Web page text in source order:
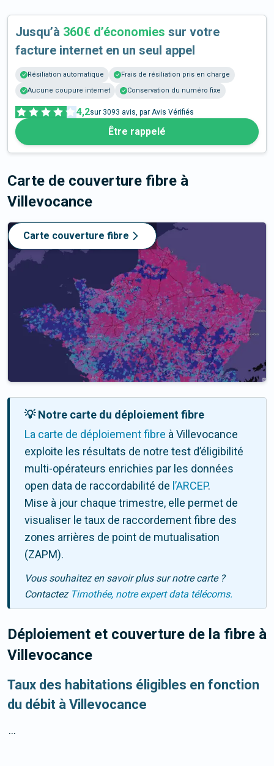
Jusqu’à 360€ d’économies sur votre
facture internet en un seul appel
Résiliation automatique
Frais de résiliation pris en charge
Aucune coupure internet
Conservation du numéro fixe
4,2sur 3093 avis, par Avis Vérifiés
Être rappelé
Carte de couverture fibre à
Villevocance
Carte couverture fibre
💡 Notre carte du déploiement fibre
La carte de déploiement fibre à Villevocance
exploite les résultats de notre test d’éligibilité
multi-opérateurs enrichies par les données
open data de raccordabilité de l’ARCEP.
Mise à jour chaque trimestre, elle permet de
visualiser le taux de raccordement fibre des
zones arrières de point de mutualisation
(ZAPM).
Vous souhaitez en savoir plus sur notre carte ?
Contactez Timothée, notre expert data télécoms.
Déploiement et couverture de la fibre à
Villevocance
Taux des habitations éligibles en fonction
du débit à Villevocance
...